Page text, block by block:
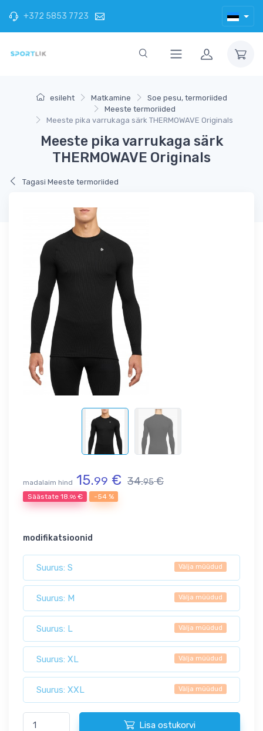
+372 5853 7723
esileht Matkamine
Soe pesu, termoriided
Meeste termoriided
Meeste pika varrukaga särk THERMOWAVE Originals
Meeste pika varrukaga särk
THERMOWAVE Originals
Tagasi Meeste termoriided
madalaim hind 15.99 € 34.95€
Säästate 18.96€ -54 %
modifikatsioonid
Suurus: S Välja müüdud
Suurus: M Välja müüdud
Suurus: L Välja müüdud
Suurus: XL Välja müüdud
Suurus: XXL Välja müüdud
Lisa ostukorvi